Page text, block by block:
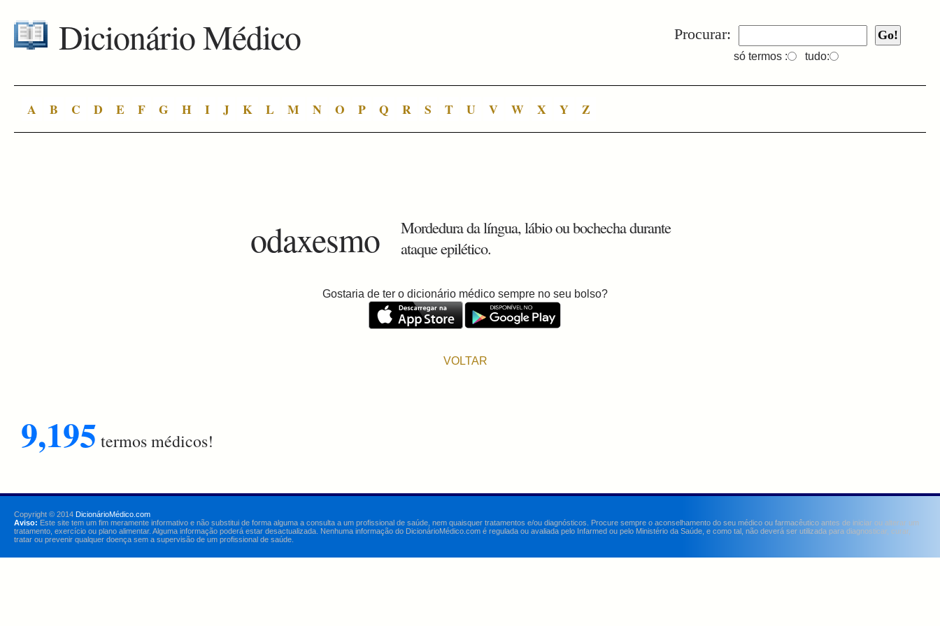
Procurar:
só termos : tudo:
Dicionário Médico
A B C D E F G H I J K L M N O P Q R S T U V W X Y Z
odaxesmo
Mordedura da língua, lábio ou bochecha durante
ataque epilético.
Gostaria de ter o dicionário médico sempre no seu bolso?
VOLTAR
9,195 termos médicos!
Copyright © 2014 DicionárioMédico.com
Aviso: Este site tem um fim meramente informativo e não substitui de forma alguma a consulta a um profissional de saúde, nem quaisquer tratamentos e/ou diagnósticos. Procure sempre o aconselhamento do seu médico ou farmacêutico antes de iniciar ou alterar um
tratamento, exercício ou plano alimentar. Alguma informação poderá estar desactualizada. Nenhuma informação do DicionárioMédico.com é regulada ou avaliada pelo Infarmed ou pelo Ministério da Saúde, e como tal, não deverá ser utilizada para diagnosticar, curar,
tratar ou prevenir qualquer doença sem a supervisão de um profissional de saúde.